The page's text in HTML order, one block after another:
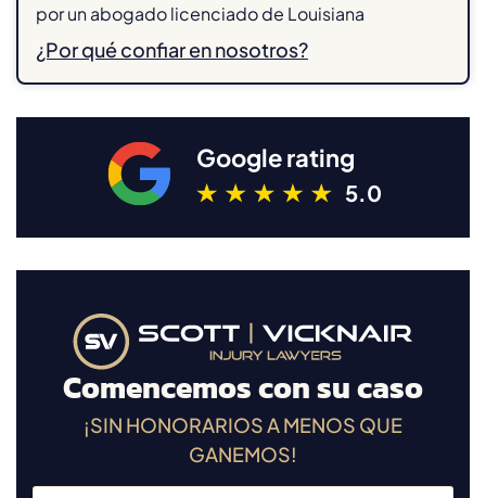
por un abogado licenciado de Louisiana
¿Por qué confiar en nosotros?
Google rating
5.0
Comencemos con su caso
¡SIN HONORARIOS A MENOS QUE
GANEMOS!